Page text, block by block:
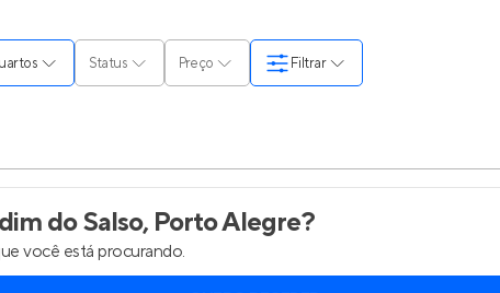
Parcerias imobiliárias
Anunciar imóveis
Anunciar imóveis
Status Preço Filtrar
do Salso, Porto Alegre?
você está procurando.